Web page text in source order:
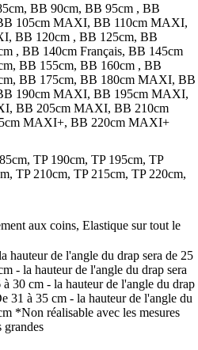
BB 90cm, BB 95cm , BB
105cm MAXI, BB 110cm MAXI,
BB 120cm , BB 125cm, BB
, BB 140cm Français, BB 145cm
BB 155cm, BB 160cm , BB
BB 175cm, BB 180cm MAXI, BB
190cm MAXI, BB 195cm MAXI,
BB 205cm MAXI, BB 210cm
MAXI+, BB 220cm MAXI+
TP 190cm, TP 195cm, TP
TP 210cm, TP 215cm, TP 220cm,
aux coins, Elastique sur tout le
hauteur de l'angle du drap sera de 25
- la hauteur de l'angle du drap sera
30 cm - la hauteur de l'angle du drap
31 à 35 cm - la hauteur de l'angle du
*Non réalisable avec les mesures
grandes